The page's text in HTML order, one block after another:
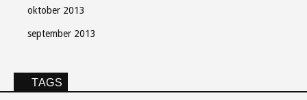
oktober 2013
september 2013
TAGS